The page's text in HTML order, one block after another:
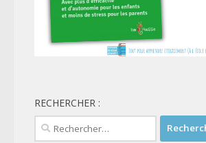
RECHERCHER :
Rechercher :